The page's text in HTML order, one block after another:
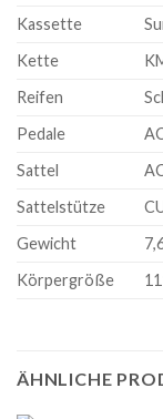
Kassette
Kette
Reifen
Pedale
Sattel
Sattelstütze
Gewicht
Körpergröße
ÄHNLICHE